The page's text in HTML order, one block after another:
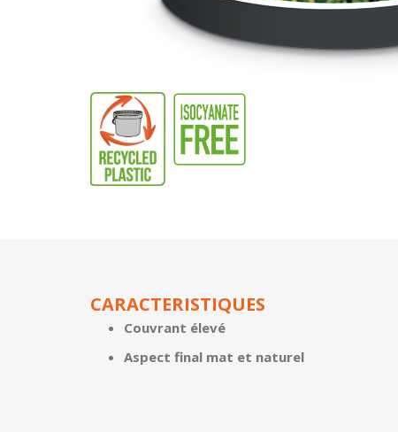
CARACTERISTIQUES
Couvrant élevé
Aspect final mat et naturel